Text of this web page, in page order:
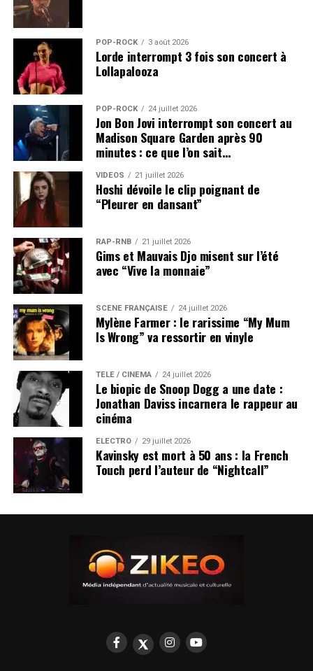
POP-ROCK 3 août 2026
Lorde interrompt 3 fois son concert à
Lollapalooza
POP-ROCK 24 juillet 2026
Jon Bon Jovi interrompt son concert au
Madison Square Garden après 90
minutes : ce que l’on sait…
VIDEOS 21 juillet 2026
Hoshi dévoile le clip poignant de
“Pleurer en dansant”
RAP-RNB 21 juillet 2026
Gims et Mauvais Djo misent sur l’été
avec “Vive la monnaie”
SCÈNE FRANÇAISE 24 juillet 2026
Mylène Farmer : le rarissime “My Mum
Is Wrong” va ressortir en vinyle
TÉLÉ / CINÉMA 24 juillet 2026
Le biopic de Snoop Dogg a une date :
Jonathan Daviss incarnera le rappeur au
cinéma
ÉLECTRO 29 juillet 2026
Kavinsky est mort à 50 ans : la French
Touch perd l’auteur de “Nightcall”